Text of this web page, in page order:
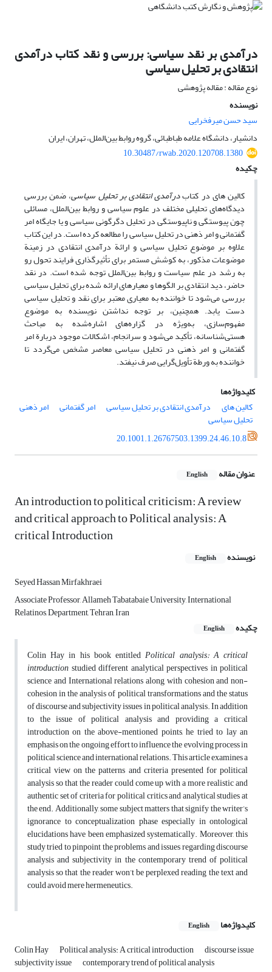
درآمدی بر نقد سیاسی: بررسی و نقد کتاب درآمدی
انتقادی بر تحلیل سیاسی
نوع مقاله : مقاله پژوهشی
نویسنده
سید حسن میرفخرایی
دانشیار، دانشگاه علامه طباطبائی، گروه روابط بین‌الملل، تهران، ایران
10.30487/rwab.2020.120708.1380
چکیده
کالین‌ های در کتابدرآمدی انتقادی بر تحلیل سیاسی، ضمن بررسی
دیدگاه‌های تحلیلی مختلف در علوم سیاسی و روابط بین‌الملل، مسائلی
چون پیوستگی و ناپیوستگی در تحلیل دگرگونی سیاسی و یا جایگاه امر
گفتمانی و امر ذهنی در تحلیل سیاسی را مطالعه کرده است. در این کتاب
علاوه بر موضوع تحلیل سیاسی و ارائة درآمدی انتقادی در زمینة
موضوعات مذکور، به کوشش مستمر برای تأثیرگذاری فرایند تحول رو
به رشد در علم سیاست و روابط بین‌الملل توجه شده است. در نقد
حاضر، دید انتقادی بر الگوها و معیارهای ارائه شده برای تحلیل سیاسی
بررسی می‌شود تا خواننده به معیاری معتبر برای نقد و تحلیل سیاسی
دست یابد. همچنین، بر توجه نداشتن نویسنده به موضوع
مفهوم‌سازی، به‌ویژه در گزاره‌های اشاره‌شده به مباحث
هستی‌شناسانه، تأکید می‌شود و سرانجام، اشکالات موجود دربارة امر
گفتمانی و امر ذهنی در تحلیل سیاسی معاصر مشخص می‌گردد تا
خواننده به ورطة تأویل‌گرایی صرف نیفتد.
کلیدواژه‌ها
کالین ‌های
درآمدی انتقادی بر تحلیل سیاسی امر گفتمانی امر ذهنی
تحلیل سیاسی
20.1001.1.26767503.1399.24.46.10.8
عنوان مقاله English
An introduction to political criticism: A review
and critical approach to Political analysis: A
critical Introduction
نویسنده English
Seyed Hassan Mirfakhraei
Associate Professor, Allameh Tabatabaie University, International
Relatinos, Department, Tehran, Iran
چکیده
English
Colin Hay in his book entitledPolitical analysis: A critical
introductionstudied different analytical perspectives in political
science and International relations along with cohesion and non-
cohesion in the analysis of political transformations and the status
of discourse and subjectivity issues in political analysis. In addition
to the issue of political analysis and providing a critical
‎introduction on the above-mentioned points, he tried to lay an
emphasis on the ongoing ‎effort to influence the evolving process in
political science and international ‎relations‎. This article examines a
critical view on the patterns and criteria presented for political
analysis so that the reader could come up with a more realistic and
authentic set of criteria for political critics and analytical studies at
the end. Additionally, some subject matters that signify the writer’s
ignorance to conceptualization phase especially in ontological
elucidations have been emphasized systematically. Moreover, this
study tried to pinpoint the problems and issues regarding discourse
analysis and subjectivity in the contemporary trend of political
analysis so that the reader won’t be perplexed reading the text and
could avoid mere hermeneutics.
کلیدواژه‌ها English
Colin Hay Political analysis: A critical introduction discourse issue
subjectivity issue contemporary trend of political analysis